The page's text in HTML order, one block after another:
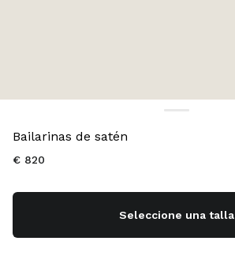
Bailarinas de satén
€ 820
Seleccione una talla